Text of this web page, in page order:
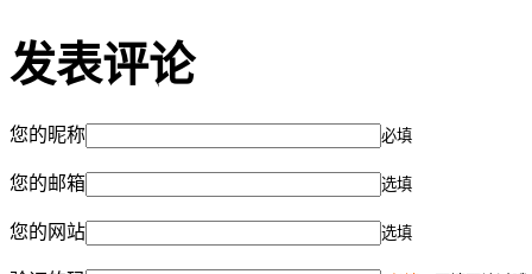
发表评论
您的昵称 必填
您的邮箱 选填
您的网站 选填